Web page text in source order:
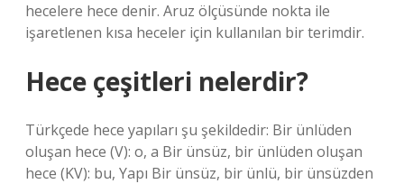
hecelere hece denir. Aruz ölçüsünde nokta ile
işaretlenen kısa heceler için kullanılan bir terimdir.
Hece çeşitleri nelerdir?
Türkçede hece yapıları şu şekildedir: Bir ünlüden
oluşan hece (V): o, a Bir ünsüz, bir ünlüden oluşan
hece (KV): bu, Yapı Bir ünsüz, bir ünlü, bir ünsüzden